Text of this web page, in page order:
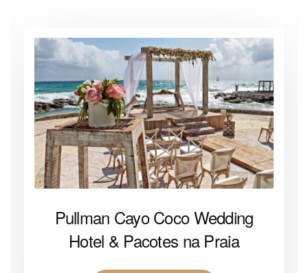
Pullman Cayo Coco Wedding
Hotel & Pacotes na Praia